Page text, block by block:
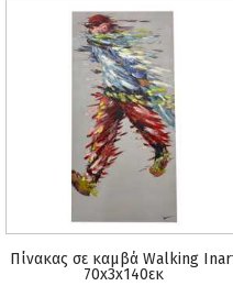
Πίνακας σε καμβά Walking
70x3x140εκ